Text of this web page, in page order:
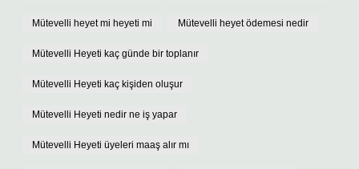
Mütevelli heyet mi heyeti mi Mütevelli heyet ödemesi nedir
Mütevelli Heyeti kaç günde bir toplanır
Mütevelli Heyeti kaç kişiden oluşur
Mütevelli Heyeti nedir ne iş yapar
Mütevelli Heyeti üyeleri maaş alır mı